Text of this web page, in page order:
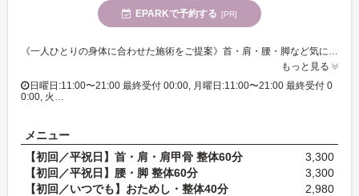
EPARKで予約する [PR]
《一人ひとりの身体に合わせた施術をご提案》首・肩・腰・脚など気になる箇所をご相談ください。【整体60分(骨盤調整付き)・お着替え無料】初回体験特別価格:3,300円(税込)～。お気軽にご予約ください。
もっと見る
日曜日:11:00〜21:00 最終受付 00:00, 月曜日:11:00〜21:00 最終受付 0
0:00, 火…
メニュー
【初回／平祝日】首・肩・肩甲骨 整体60分
3,300
【初回／平祝日】腰・脚 整体60分
3,300
【初回／いつでも】おためし・整体40分
2,980